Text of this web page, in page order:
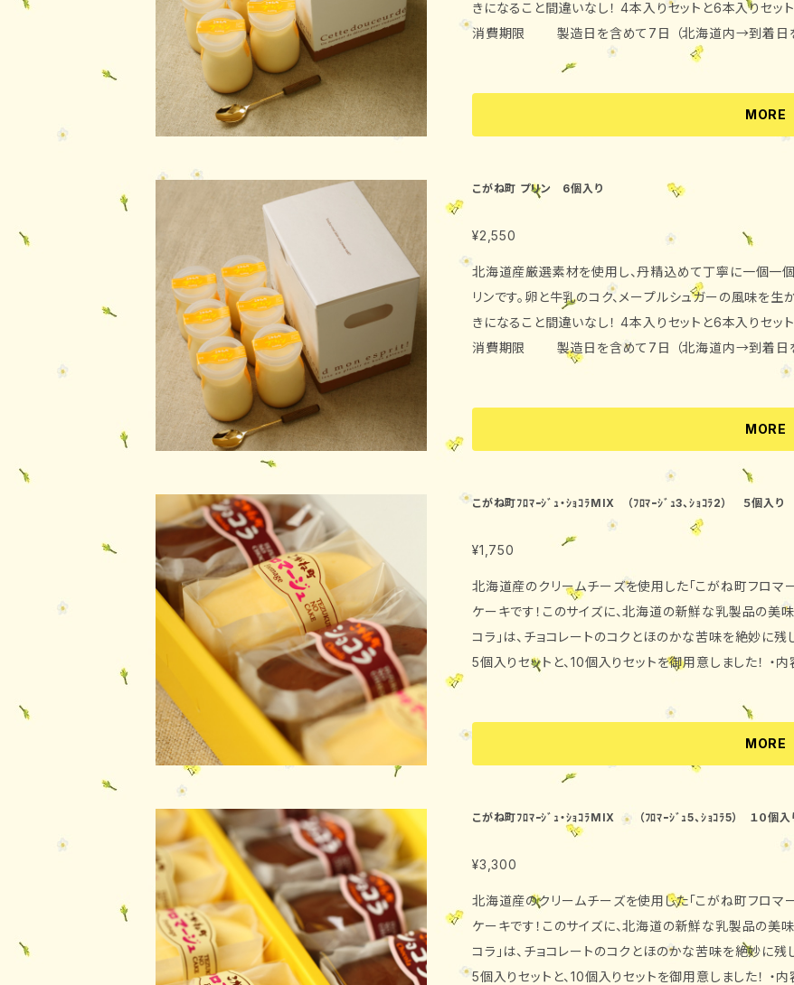
きになること間違いなし！ 4本入りセットと6本入りセットがあります。 ・内
消費期限 製造日を含めて7日 （北海道内→到着日を
・原材料 牛乳、生クリーム、鶏卵、砂糖、メイプ
MORE
こがね町 プリン 6個入り
¥2,550
北海道産厳選素材を使用し、丹精込めて丁寧に一個一
リンです。卵と牛乳のコク、メープルシュガーの風味を
きになること間違いなし！ 4本入りセットと6本入りセットがあります。 ・内
消費期限 製造日を含めて7日 （北海道内→到着日を
・原材料 牛乳、生クリーム、鶏卵、砂糖、メイプ
MORE
こがね町ﾌﾛﾏｰｼﾞｭ・ｼｮｺﾗMIX （ﾌﾛﾏｰｼﾞｭ3、ｼｮｺﾗ2） ５個入り
¥1,750
北海道産のクリームチーズを使用した「こがね町フロマ
ケーキです！このサイズに、北海道の新鮮な乳製品の美
コラ」は、チョコレートのコクとほのかな苦味を絶妙に
5個入りセットと、10個入りセットを御用意しました！ ・内容量 33g×5個 ・消費期限 製造
日を含めて7日 （北海道内→到着日を含めて5日、
（フロマージュ）クリームチーズ
コーンスターチ、白ワイン、レモン （ショコ
ーンスターチ、バター ・保存方法 要冷蔵（10℃
MORE
こがね町ﾌﾛﾏｰｼﾞｭ・ｼｮｺﾗMIX （ﾌﾛﾏｰｼﾞｭ5、ｼｮｺﾗ5） １０個入
¥3,300
北海道産のクリームチーズを使用した「こがね町フロマ
ケーキです！このサイズに、北海道の新鮮な乳製品の美
コラ」は、チョコレートのコクとほのかな苦味を絶妙に
5個入りセットと、10個入りセットを御用意しま